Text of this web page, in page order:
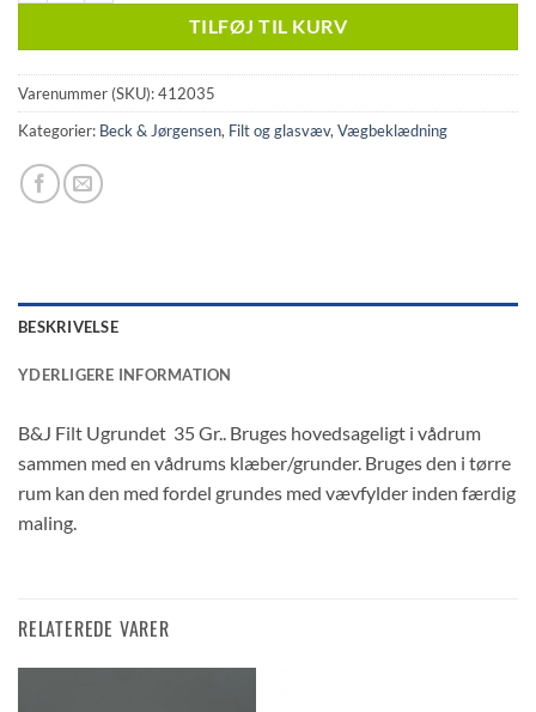
TILFØJ TIL KURV
Varenummer (SKU):412035
Kategorier: Beck & Jørgensen, Filt og glasvæv,Vægbeklædning
BESKRIVELSE
YDERLIGERE INFORMATION
B&J Filt Ugrundet 35 Gr.. Bruges hovedsageligt i vådrum
sammen med en vådrums klæber/grunder. Bruges den i tørre
rum kan den med fordel grundes med vævfylder inden færdig
maling.
RELATEREDE VARER